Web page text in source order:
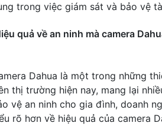
trong việc giám sát và bảo vệ
quả về an ninh mà camera
Dahua là một trong những
thị trường hiện nay, mang lại
vệ an ninh cho gia đình, doanh
rõ hơn về hiệu quả của camera